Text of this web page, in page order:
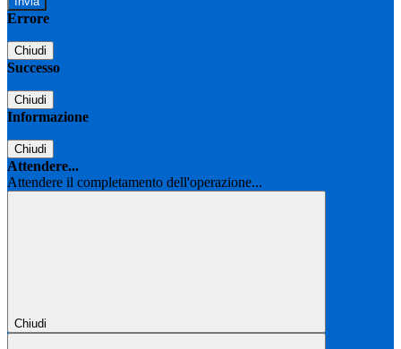
Errore
Chiudi
Successo
Chiudi
Informazione
Chiudi
Attendere...
Attendere il completamento dell'operazione...
Chiudi